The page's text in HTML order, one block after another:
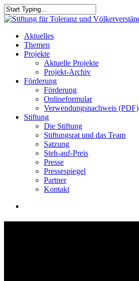
Skip
to
content
Close
search
Menu
Aktuelles
Themen
Projekte
Aktuelle Projekte
Projekt-Archiv
Förderung
Förderung
Onlineformular
Verwendungsnachweis (PDF)
Stiftung
Die Stiftung
Stiftungsrat und das Team
Satzung
Steh-auf-Preis
Presse
Pressespiegel
Partner
Kontakt